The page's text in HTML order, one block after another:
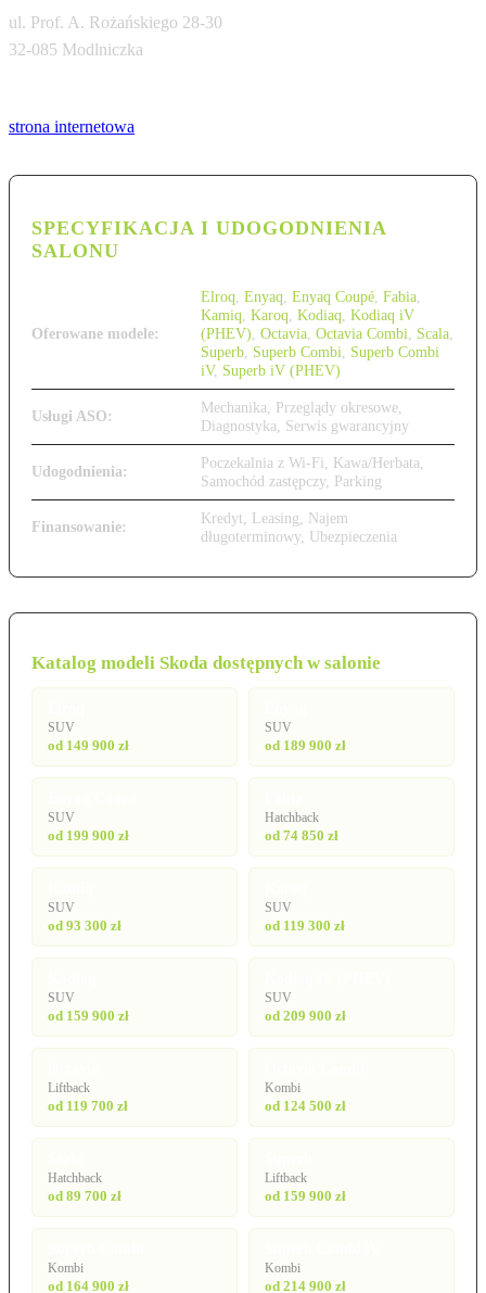
ul. Prof. A. Rożańskiego 28-30
32-085 Modlniczka
strona internetowa
SPECYFIKACJA I UDOGODNIENIA
SALONU
Oferowane modele:
Elroq Enyaq Enyaq Coupé Fabia
Kamiq Karoq Kodiaq Kodiaq iV
(PHEV) Octavia Octavia Combi Scala
Superb Superb Combi
Superb Combi
iV, Superb iV (PHEV)
Usługi ASO:
Mechanika, Przeglądy okresowe,
Diagnostyka, Serwis gwarancyjny
Udogodnienia:
Poczekalnia z Wi-Fi, Kawa/Herbata,
Samochód zastępczy, Parking
Finansowanie:
Kredyt, Leasing, Najem
długoterminowy, Ubezpieczenia
Katalog modeli Skoda dostępnych w salonie
SUV
od 149 900 zł
SUV
od 189 900 zł
SUV
od 199 900 zł
Hatchback
od 74 850 zł
SUV
od 93 300 zł
SUV
od 119 300 zł
SUV
od 159 900 zł
SUV
od 209 900 zł
Liftback
od 119 700 zł
Kombi
od 124 500 zł
Hatchback
od 89 700 zł
Liftback
od 159 900 zł
Kombi
od 164 900 zł
Kombi
od 214 900 zł